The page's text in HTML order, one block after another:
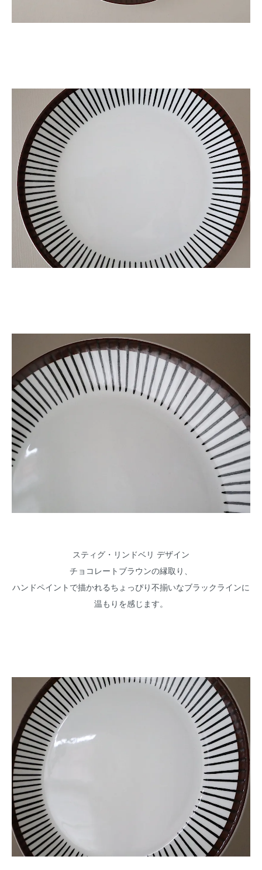
スティグ・リンドベリ デザイン
チョコレートブラウンの縁取り、
ハンドペイントで描かれるちょっぴり不揃いなブラックラインに
温もりを感じます。